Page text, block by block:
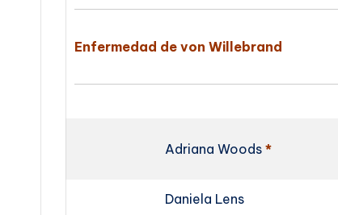
Enfermedad de von Willebrand
Adriana Woods*
Daniela Lens